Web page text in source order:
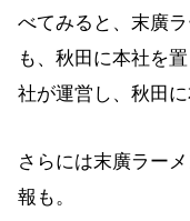
べてみると、末廣
も、秋田に本社を
社が運営し、秋田
さらには末廣ラー
報も。